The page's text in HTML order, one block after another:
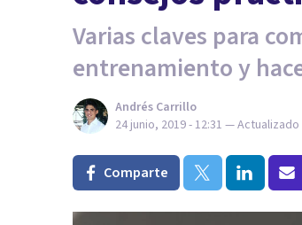
Varias claves para
entrenamiento y
Andrés Carrillo
24 junio, 2019 - 12:31 — Actualizado
Comparte